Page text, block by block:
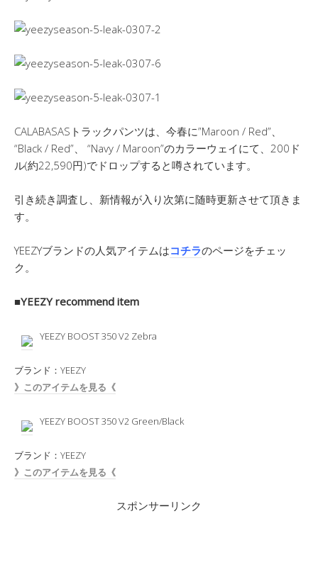
CALABASASトラックパンツは、今春に”Maroon / Red”、
“Black / Red”、 “Navy / Maroon”のカラーウェイにて、200ド
ル(約22,590円)でドロップすると噂されています。
引き続き調査し、新情報が入り次第に随時更新させて頂きま
す。
YEEZYブランドの人気アイテムはコチラのページをチェッ
ク。
■YEEZY recommend item
YEEZY BOOST 350 V2 Zebra
ブランド：YEEZY
》このアイテムを見る《
YEEZY BOOST 350 V2 Green/Black
ブランド：YEEZY
》このアイテムを見る《
スポンサーリンク